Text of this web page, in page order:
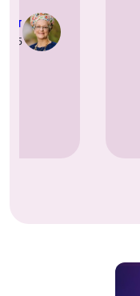
ד”ר
28.08.2025 | ד׳ באלול